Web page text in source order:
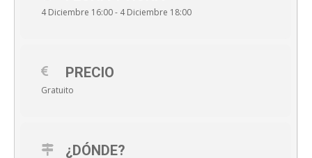
4 Diciembre 16:00 - 4 Diciembre 18:00
PRECIO
Gratuito
¿DÓNDE?